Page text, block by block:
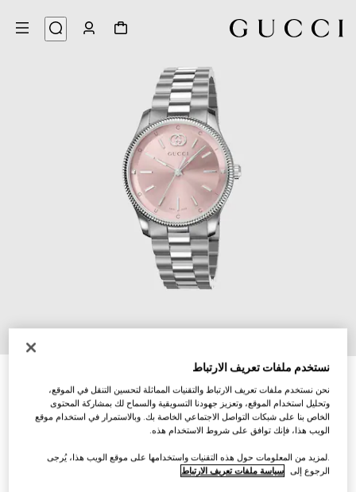
نستخدم ملفات تعريف الارتباط
نحن نستخدم ملفات تعريف الارتباط والتقنيات المماثلة لتحسين التنقل في الموقع،
وتحليل استخدام الموقع، وتعزيز جهودنا التسويقية والسماح لك بمشاركة المحتوى
الخاص بنا على شبكات التواصل الاجتماعي الخاصة بك. وبالاستمرار في استخدام موقع
الويب هذا، فإنك توافق على شروط الاستخدام هذه.
.لمزيد من المعلومات حول هذه التقنيات واستخدامها على موقع الويب هذا، يُرجى
الرجوع إلى سياسة ملفات تعريف الارتباط